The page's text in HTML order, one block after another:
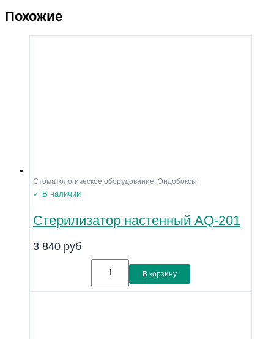
Похожие
Стоматологическое оборудование, Эндобоксы
✓ В наличии
Стерилизатор настенный AQ-201
3 840 руб
В корзину